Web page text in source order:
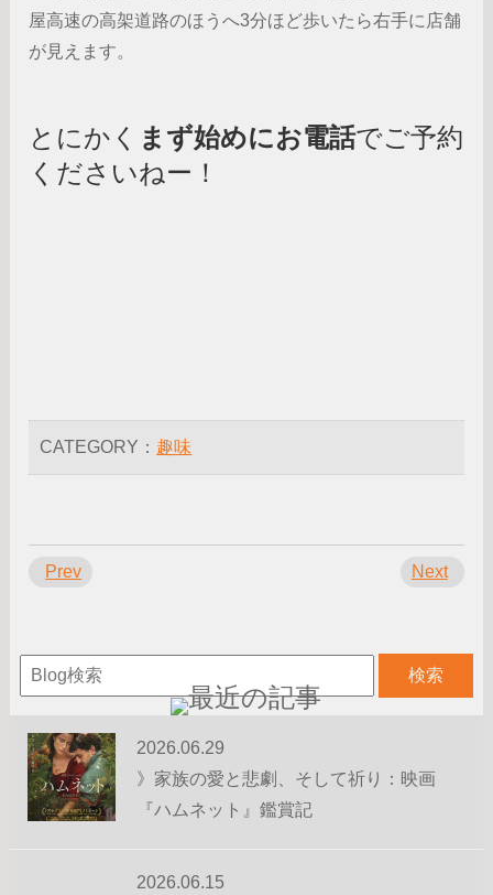
屋高速の高架道路のほうへ3分ほど歩いたら右手に店舗
が見えます。
とにかく まず始めにお電話でご予約
くださいねー！
CATEGORY： 趣味
Prev Next
2026.06.29
》家族の愛と悲劇、そして祈り：映画
『ハムネット』鑑賞記
2026.06.15